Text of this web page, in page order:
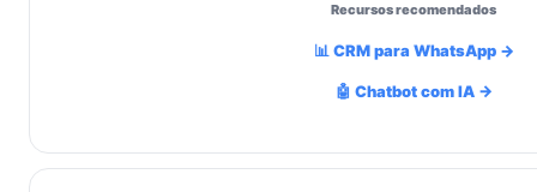
Recursos recomendados
📊 CRM para WhatsApp →
🤖 Chatbot com IA →